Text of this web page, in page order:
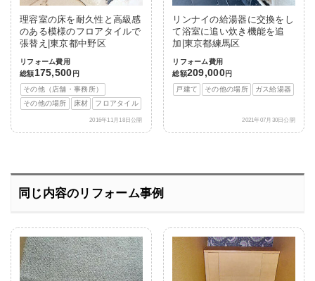
理容室の床を耐久性と高級感
のある模様のフロアタイルで
張替え|東京都中野区
リフォーム費用
総額175,500 円
その他（店舗・事務所）
その他の場所
床材 フロアタイル
2016年11月18日公開
リンナイの給湯器に交換をし
て浴室に追い炊き機能を追
加|東京都練馬区
リフォーム費用
総額209,000円
戸建て
その他の場所 ガス給湯器
2021年07月30日公開
同じ内容のリフォーム事例